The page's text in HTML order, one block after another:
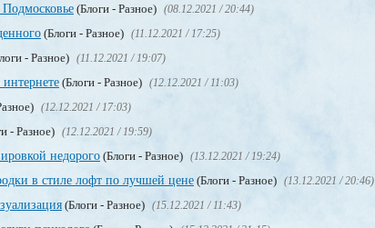
Подмосковье (Блоги - Разное) (08.12.2021 / 20:44)
(Блоги - Разное) (11.12.2021 / 17:25)
- Разное) (11.12.2021 / 19:07)
(Блоги - Разное) (12.12.2021 / 11:03)
(12.12.2021 / 17:03)
- Разное) (12.12.2021 / 19:59)
недорого (Блоги - Разное) (13.12.2021 / 19:24)
в стиле лофт по лучшей цене(Блоги - Разное) (13.12.2021 / 20:46)
(Блоги - Разное) (15.12.2021 / 11:43)